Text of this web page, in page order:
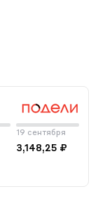
19 сентября
3,148,25 ₽